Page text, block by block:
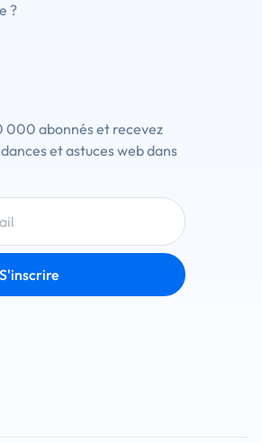
?
000 abonnés et recevez
et astuces web dans
S'inscrire